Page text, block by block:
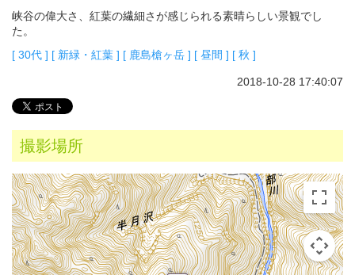
峡谷の偉大さ、紅葉の繊細さが感じられる素晴らしい景観でし
た。
[ 30代 ] [ 新緑・紅葉 ] [ 鹿島槍ヶ岳 ] [ 昼間 ] [ 秋 ]
2018-10-28 17:40:07
撮影場所